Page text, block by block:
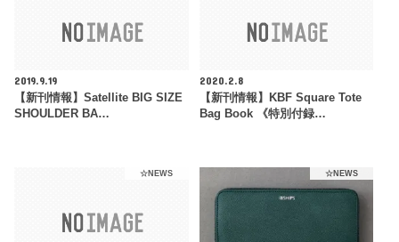
2019.9.19
【新刊情報】Satellite BIG SIZE
SHOULDER BA…
2020.2.8
【新刊情報】KBF Square Tote
Bag Book 《特別付録…
☆NEWS ☆NEWS